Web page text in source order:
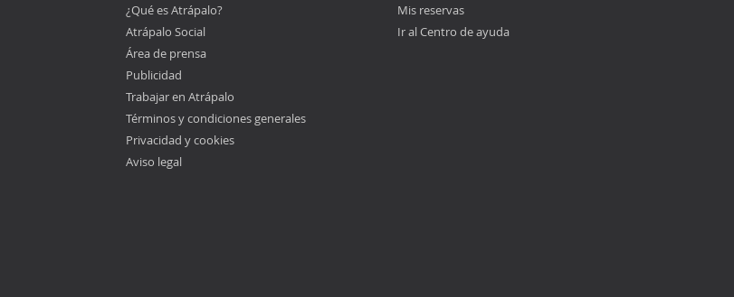
¿Qué es Atrápalo?
Atrápalo Social
Área de prensa
Publicidad
Trabajar en Atrápalo
Términos y condiciones generales
Privacidad y cookies
Aviso legal
Mis reservas
Ir al Centro de ayuda